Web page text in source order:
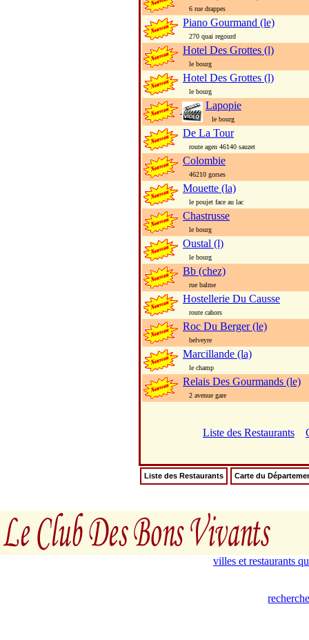
6 rue drappes
Piano Gourmand (le)
270 quai regourd
Hotel Des Grottes (l)
le bourg
Hotel Des Grottes (l)
le bourg
Lapopie
le bourg
De La Tour
route agen 46140 sauzet
Colombie
46210 gorses
Mouette (la)
le poujet face au lac
Chastrusse
le bourg
Oustal (l)
le bourg
Bb (chez)
rue balme
Hostellerie Du Causse
route cahors
Roc Du Berger (le)
belveyre
Marcillande (la)
le champ
Relais Des Gourmands (le)
2 avenue gare
Liste des Restaurants
Liste des Restaurants Carte du
villes et restaurants